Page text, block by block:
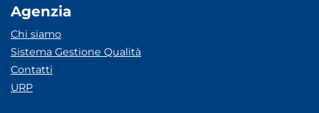
Agenzia
Chi siamo
Sistema Gestione Qualità
Contatti
URP